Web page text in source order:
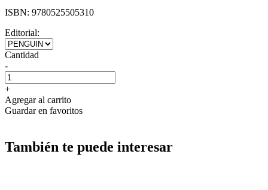
ISBN: 9780525505310
Editorial:
Cantidad
-
+
Agregar al carrito
Guardar en favoritos
También te puede interesar